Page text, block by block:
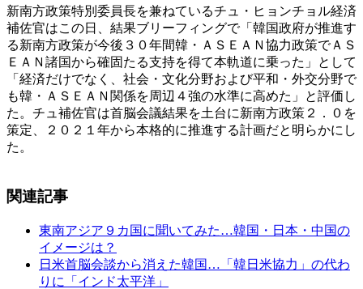
新南方政策特別委員長を兼ねているチュ・ヒョンチョル経済
補佐官はこの日、結果ブリーフィングで「韓国政府が推進す
る新南方政策が今後３０年間韓・ＡＳＥＡＮ協力政策でＡＳ
ＥＡＮ諸国から確固たる支持を得て本軌道に乗った」として
「経済だけでなく、社会・文化分野および平和・外交分野で
も韓・ＡＳＥＡＮ関係を周辺４強の水準に高めた」と評価し
た。チュ補佐官は首脳会議結果を土台に新南方政策２．０を
策定、２０２１年から本格的に推進する計画だと明らかにし
た。
関連記事
東南アジア９カ国に聞いてみた…韓国・日本・中国の
イメージは？
日米首脳会談から消えた韓国…「韓日米協力」の代わ
りに「インド太平洋」